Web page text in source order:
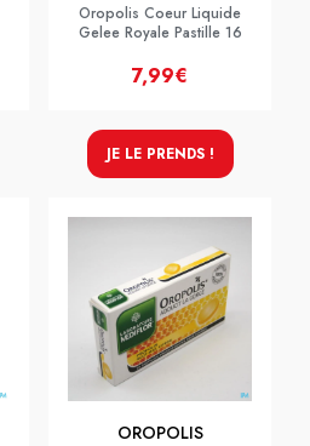
Oropolis Coeur Liquide
Gelee Royale Pastille 16
7,99€
JE LE PRENDS !
OROPOLIS